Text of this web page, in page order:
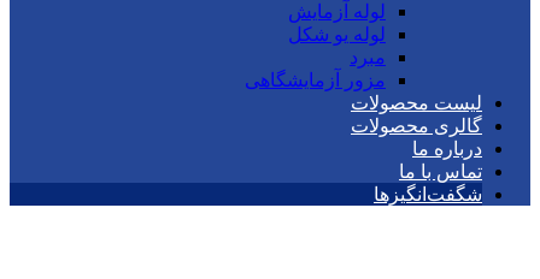
لوله آزمایش
لوله یو شکل
مبرد
مزور آزمایشگاهی
لیست محصولات
گالری محصولات
درباره ما
تماس با ما
شگفت‌انگیزها